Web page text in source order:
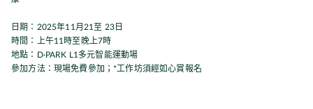
日期：2025年11月21至 23日
時間：上午11時至晚上7時
地點：D·PARK L1多元智能運動場
參加方法：現場免費參加；*工作坊須經如心賞報名